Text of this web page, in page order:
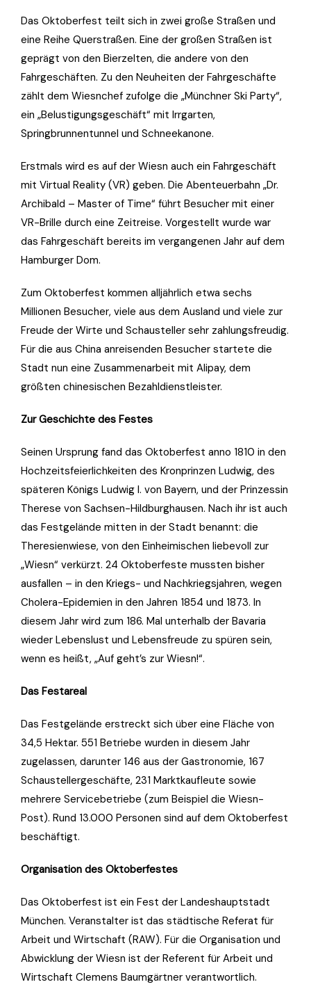
Das Oktoberfest teilt sich in zwei große Straßen und
eine Reihe Querstraßen. Eine der großen Straßen ist
geprägt von den Bierzelten, die andere von den
Fahrgeschäften. Zu den Neuheiten der Fahrgeschäfte
zählt dem Wiesnchef zufolge die „Münchner Ski Party“,
ein „Belustigungsgeschäft“ mit Irrgarten,
Springbrunnentunnel und Schneekanone.
Erstmals wird es auf der Wiesn auch ein Fahrgeschäft
mit Virtual Reality (VR) geben. Die Abenteuerbahn „Dr.
Archibald – Master of Time“ führt Besucher mit einer
VR-Brille durch eine Zeitreise. Vorgestellt wurde war
das Fahrgeschäft bereits im vergangenen Jahr auf dem
Hamburger Dom.
Zum Oktoberfest kommen alljährlich etwa sechs
Millionen Besucher, viele aus dem Ausland und viele zur
Freude der Wirte und Schausteller sehr zahlungsfreudig.
Für die aus China anreisenden Besucher startete die
Stadt nun eine Zusammenarbeit mit Alipay, dem
größten chinesischen Bezahldienstleister.
Zur Geschichte des Festes
Seinen Ursprung fand das Oktoberfest anno 1810 in den
Hochzeitsfeierlichkeiten des Kronprinzen Ludwig, des
späteren Königs Ludwig I. von Bayern, und der Prinzessin
Therese von Sachsen-Hildburghausen. Nach ihr ist auch
das Festgelände mitten in der Stadt benannt: die
Theresienwiese, von den Einheimischen liebevoll zur
„Wiesn“ verkürzt. 24 Oktoberfeste mussten bisher
ausfallen – in den Kriegs- und Nachkriegsjahren, wegen
Cholera-Epidemien in den Jahren 1854 und 1873. In
diesem Jahr wird zum 186. Mal unterhalb der Bavaria
wieder Lebenslust und Lebensfreude zu spüren sein,
wenn es heißt, „Auf geht’s zur Wiesn!“.
Das Festareal
Das Festgelände erstreckt sich über eine Fläche von
34,5 Hektar. 551 Betriebe wurden in diesem Jahr
zugelassen, darunter 146 aus der Gastronomie, 167
Schaustellergeschäfte, 231 Marktkaufleute sowie
mehrere Servicebetriebe (zum Beispiel die Wiesn-
Post). Rund 13.000 Personen sind auf dem Oktoberfest
beschäftigt.
Organisation des Oktoberfestes
Das Oktoberfest ist ein Fest der Landeshauptstadt
München. Veranstalter ist das städtische Referat für
Arbeit und Wirtschaft (RAW). Für die Organisation und
Abwicklung der Wiesn ist der Referent für Arbeit und
Wirtschaft Clemens Baumgärtner verantwortlich.